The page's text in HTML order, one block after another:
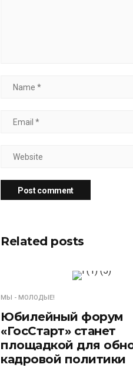
Related posts
МЫ - МОЛОДЫЕ!
Юбилейный форум
«ГосСтарт» станет
площадкой для
кадровой политики